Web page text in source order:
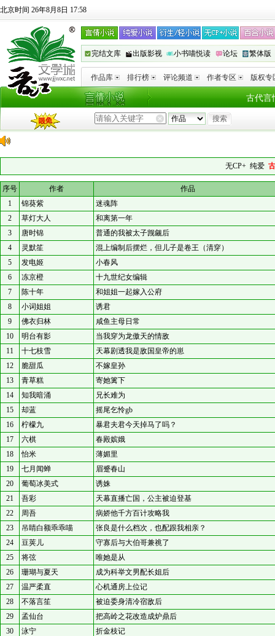
北京时间 26年8月8日 17:58
完结文库 出版影视 小书喵悦读 论坛 繁体版
作品库 排行榜 评论频道 作者专区 版权专
古代言
无CP+ 纯爱
序号 作者
作品
1
锦葵紫
迷魂阵
2
草灯大人
和离第一年
3
唐时锦
普通的我被太子觊觎后
4
灵默笙
混上编制后摆烂，但儿子是卷王（清穿）
5
发电姬
小春风
6
冻京橙
十九世纪女编辑
7
陈十年
和姐姐一起嫁入公府
8
小词姐姐
诱君
9
佛衣归林
咸鱼主母日常
10
明台有影
当我穿为龙傲天的情敌
11
十七枝雪
天幕剧透我是敌国皇帝的崽
12
脆甜瓜
不嫁皇孙
13
青草糕
寄她篱下
14
知我暗涌
兄长难为
15
却蓝
摇尾乞怜gb
16
柠檬九
暴君夫君今天掉马了吗？
17
六棋
春殿嫔娥
18
怡米
薄媚里
19
七月闻蝉
眉蹙春山
20
葡萄冰美式
诱姝
21
吾彩
天幕直播亡国，公主被迫登基
22
周吾
病娇他千方百计攻略我
23
吊睛白额乖乖喵
张良是什么档次，也配跟我相亲？
24
豆荚儿
守寡后与大伯哥兼祧了
25
将弦
唯她是从
26
珊瑚与夏天
成为科举文男配长姐后
27
温严柔直
心机通房上位记
28
不落言笙
被迫委身清冷宿敌后
29
孟仙台
把高岭之花改造成炉鼎后
30
泳宁
折金枝记